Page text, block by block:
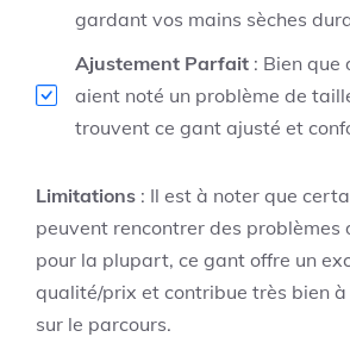
gardant vos mains sèches
Ajustement Parfait : Bien que
aient noté un problème de
trouvent ce gant ajusté et
Limitations : Il est à noter que
peuvent rencontrer des problèmes
pour la plupart, ce gant offre un
qualité/prix et contribue très bien à
sur le parcours.